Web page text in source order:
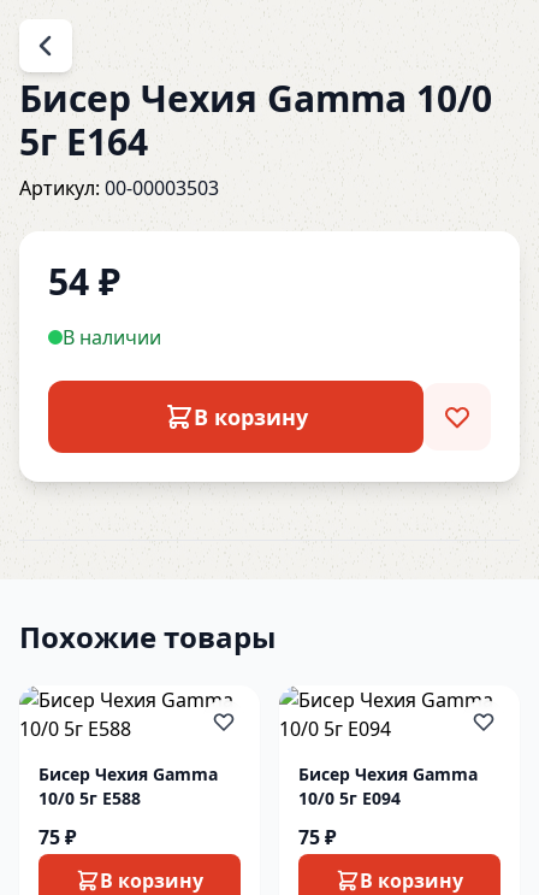
Бисер Чехия Gamma 10/0
5г E164
Артикул: 00-00003503
54₽
В наличии
В корзину
Похожие товары
Бисер Чехия Gamma
10/0 5г E588
75 ₽
В корзину
Бисер Чехия Gamma
10/0 5г E094
75 ₽
В корзину